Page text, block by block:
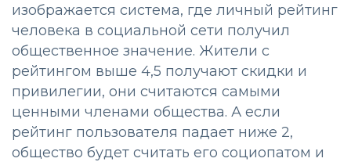
изображается система, где личный рейтинг
человека в социальной сети получил
общественное значение. Жители с
рейтингом выше 4,5 получают скидки и
привилегии, они считаются самыми
ценными членами общества. А если
рейтинг пользователя падает ниже 2,
общество будет считать его социопатом и